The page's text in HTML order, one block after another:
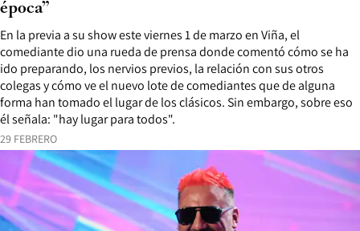
29 FEBRERO
En la previa a su show este viernes 1 de marzo en Viña, el
comediante dio una rueda de prensa donde comentó cómo se ha
ido preparando, los nervios previos, la relación con sus otros
colegas y cómo ve el nuevo lote de comediantes que de alguna
forma han tomado el lugar de los clásicos. Sin embargo, sobre eso
él señala: "hay lugar para todos".
época”